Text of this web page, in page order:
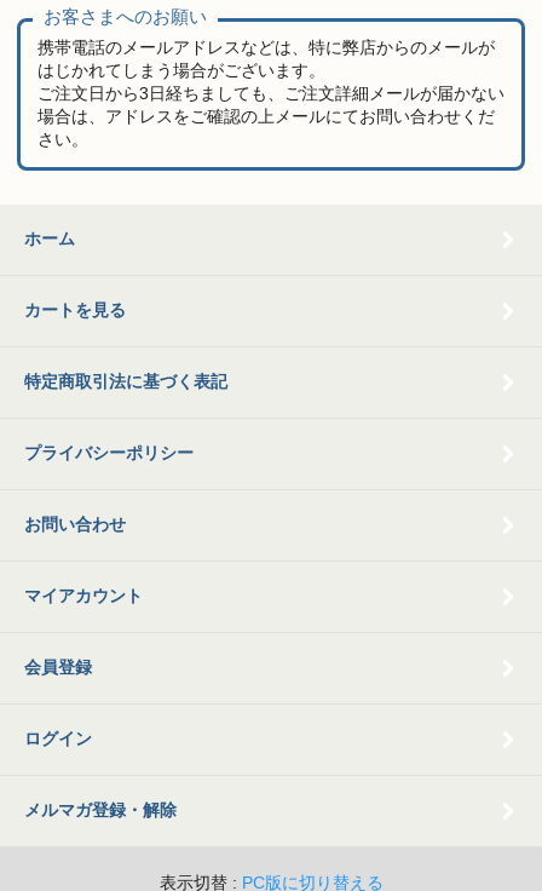
お客さまへのお願い
携帯電話のメールアドレスなどは、特に弊店からのメールが
はじかれてしまう場合がございます。
ご注文日から3日経ちましても、ご注文詳細メールが届かない
場合は、アドレスをご確認の上メールにてお問い合わせくだ
さい。
ホーム
カートを見る
特定商取引法に基づく表記
プライバシーポリシー
お問い合わせ
マイアカウント
会員登録
ログイン
メルマガ登録・解除
表示切替 : PC版に切り替える